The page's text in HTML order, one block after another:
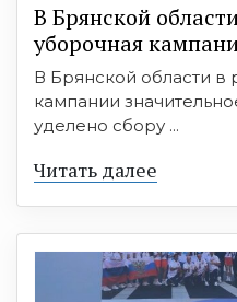
В Брянской
уборочная
В Брянской области в
кампании
уделено сбору ...
Читать далее